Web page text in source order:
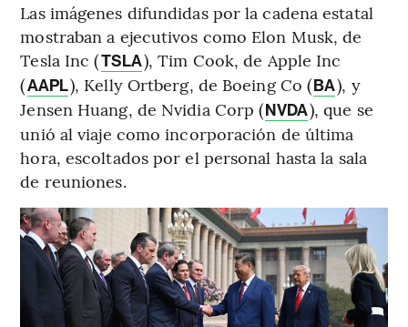
Las imágenes difundidas por la cadena estatal
mostraban a ejecutivos como Elon Musk, de
Tesla Inc (TSLA), Tim Cook, de Apple Inc
(AAPL), Kelly Ortberg, de Boeing Co (BA), y
Jensen Huang, de Nvidia Corp (NVDA), que se
unió al viaje como incorporación de última
hora, escoltados por el personal hasta la sala
de reuniones.